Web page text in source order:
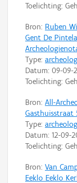
Toelichting:
Bron: Ruben
Gent De
Type:
Datum: 09-09-
Toelichting:
Bron: All-
Gasthuisstraat
Type:
Datum: 12-09-
Toelichting:
Bron: Van
Eeklo Eeklo